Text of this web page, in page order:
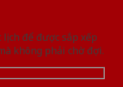
để được sắp xếp
không phải chờ đợi.